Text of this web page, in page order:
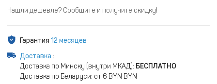
Нашли дешевле? Сообщите и получите скидку!
Гарантия 12 месяцев
Доставка :
Доставка по Минску (внутри МКАД): БЕСПЛАТНО
Доставка по Беларуси: от 6 BYN BYN